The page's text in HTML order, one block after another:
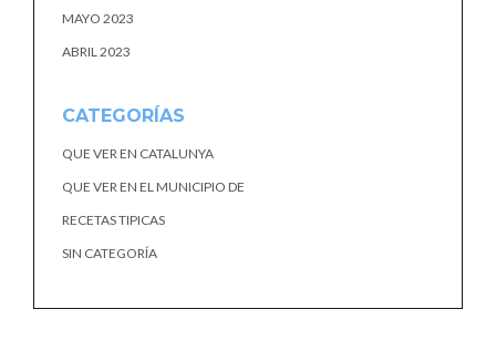
MAYO 2023
ABRIL 2023
CATEGORÍAS
QUE VER EN CATALUNYA
QUE VER EN EL MUNICIPIO DE
RECETAS TIPICAS
SIN CATEGORÍA